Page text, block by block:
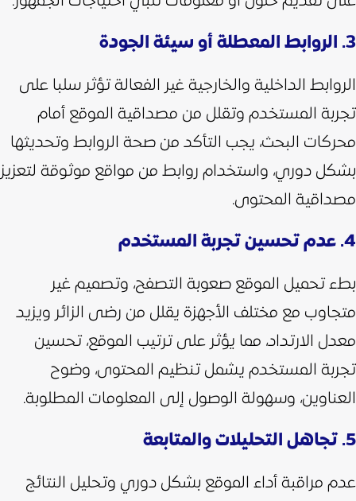
3. الروابط المعطلة أو سيئة الجودة
الروابط الداخلية والخارجية غير الفعالة تؤثر سلبا على
تجربة المستخدم وتقلل من مصداقية الموقع أمام
محركات البحث، يجب التأكد من صحة الروابط وتحديثها
بشكل دوري، واستخدام روابط من مواقع موثوقة لتعزيز
مصداقية المحتوى.
4. عدم تحسين تجربة المستخدم
بطء تحميل الموقع صعوبة التصفح، وتصميم غير
متجاوب مع مختلف الأجهزة يقلل من رضى الزائر ويزيد
معدل الارتداد، مما يؤثر على ترتيب الموقع،تحسين
تجربة المستخدم يشمل تنظيم المحتوى، وضوح
العناوين، وسهولة الوصول إلى المعلومات المطلوبة.
5. تجاهل التحليلات والمتابعة
عدم مراقبة أداء الموقع بشكل دوري وتحليل النتائج